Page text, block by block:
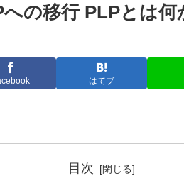
の移行 PLPとは
はてブ
目次